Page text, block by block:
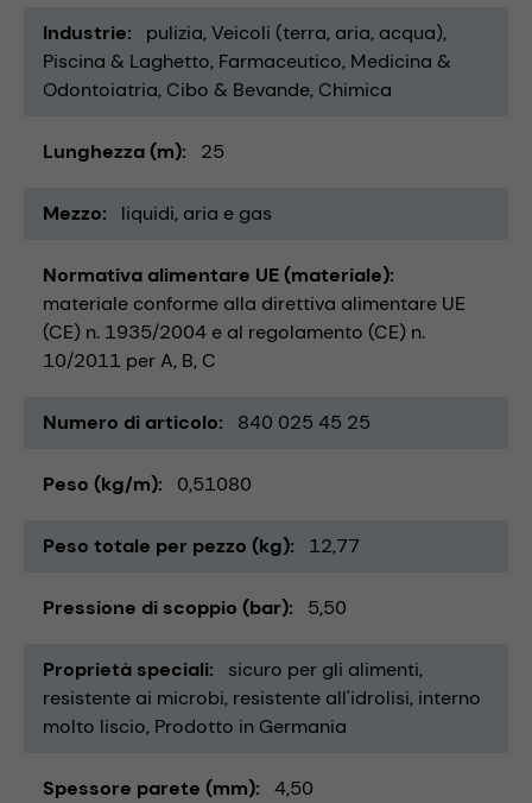
Industrie pulizia Veicoli (terra, aria, acqua)
Piscina & Laghetto Farmaceutico Medicina &
Odontoiatria Cibo & Bevande Chimica
Lunghezza (m) 25
Mezzo liquidi aria e gas
Normativa alimentare UE (materiale)
materiale conforme alla direttiva alimentare UE
(CE) n. 1935/2004 e al regolamento (CE) n.
10/2011 per A, B, C
Numero di articolo 840 025 45 25
Peso (kg/m) 0,51080
Peso totale per pezzo (kg) 12,77
Pressione di scoppio (bar) 5,50
Proprietà speciali
sicuro per gli alimenti
resistente ai microbi resistente all'idrolisi interno
molto liscio Prodotto in Germania
Spessore parete (mm) 4,50